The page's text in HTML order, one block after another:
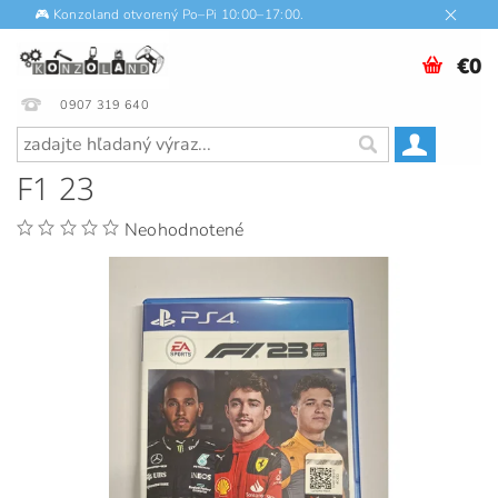
🎮 Konzoland otvorený Po–Pi 10:00–17:00.
0907 319 640
€0
F1 23
Neohodnotené